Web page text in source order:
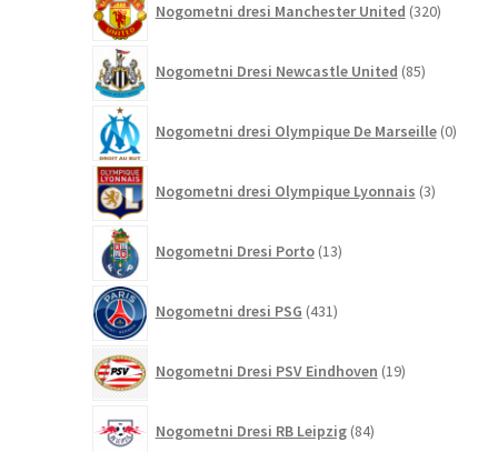
Nogometni dresi Manchester United 320izdelkov
Nogometni Dresi Newcastle United 85izdelkov
Nogometni dresi Olympique De Marseille 0
Nogometni dresi Olympique Lyonnais 3izdelki
Nogometni Dresi Porto 13izdelkov
Nogometni dresi PSG 431izdelkov
Nogometni Dresi PSV Eindhoven 19izdelkov
Nogometni Dresi RB Leipzig 84izdelkov